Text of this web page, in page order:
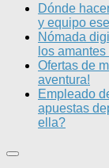
Dónde
y equipo
Nómada
los
Ofertas de
aventura!
Empleado
apuestas
ella?